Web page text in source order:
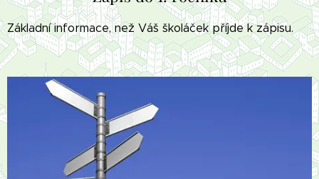
Základní informace, než Váš školáček příjde k zápisu.